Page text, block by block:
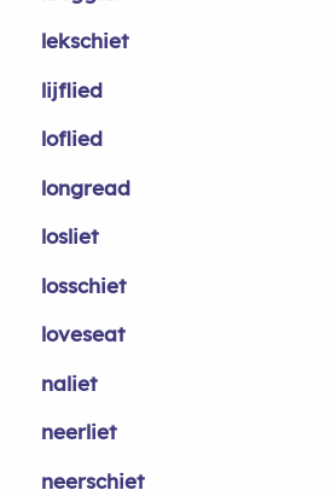
lekschiet
lijflied
loflied
longread
losliet
losschiet
loveseat
naliet
neerliet
neerschiet